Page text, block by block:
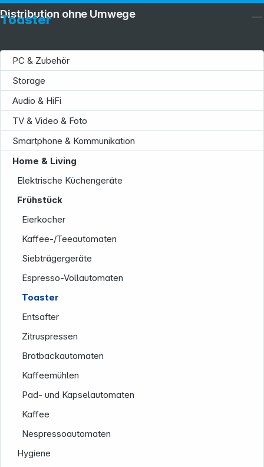
Toaster
PC & Zubehör
Storage
Audio & HiFi
TV & Video & Foto
Smartphone & Kommunikation
Home & Living
Elektrische Küchengeräte
Frühstück
Eierkocher
Kaffee-/Teeautomaten
Siebträgergeräte
Espresso-Vollautomaten
Toaster
Entsafter
Zitruspressen
Brotbackautomaten
Kaffeemühlen
Pad- und Kapselautomaten
Kaffee
Nespressoautomaten
Hygiene
Distribution ohne Umwege